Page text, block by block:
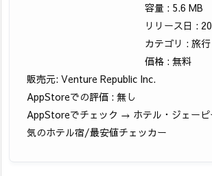
容量 : 5.6 MB
リリース日 :
カテゴリ : 旅行
価格 : 無料
販売元: Venture Republic Inc.
AppStoreでの評価 : 無し
AppStoreでチェック → ホテル・ジェーピ
気のホテル宿/最安値チェッカー